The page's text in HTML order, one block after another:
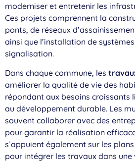
moderniser et entretenir les
Ces projets comprennent la
ponts, de réseaux
ainsi que l’installation de
signalisation.
Dans chaque commune, les
améliorer la qualité de vie des
répondant aux besoins croissants
au développement durable. Les
souvent collaborer avec des
pour garantir la réalisation
s’appuient également sur les
pour intégrer les travaux dans une